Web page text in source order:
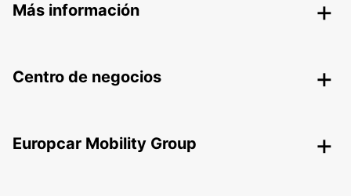
Más información
Centro de negocios
Europcar Mobility Group